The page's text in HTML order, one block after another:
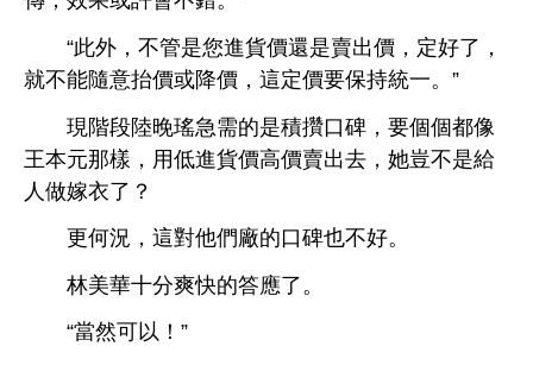
“此
， 管 您 貨價還 賣 價，定好
，
就
能隨 抬價或 價， 定價 保持統
。”
現階段陸
瑤急需 積攢 碑，
個個都像
王本元
樣，用 貨價 價賣 ，
豈
嫁
？
更何況，
對 們廠 碑也
好。
林美華
分爽 答應
。
“當然
以！”